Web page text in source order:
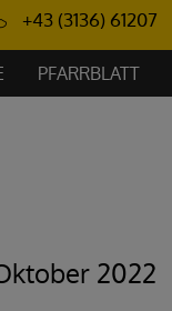
+43 (3136) 61207
PFARRBLATT
2022